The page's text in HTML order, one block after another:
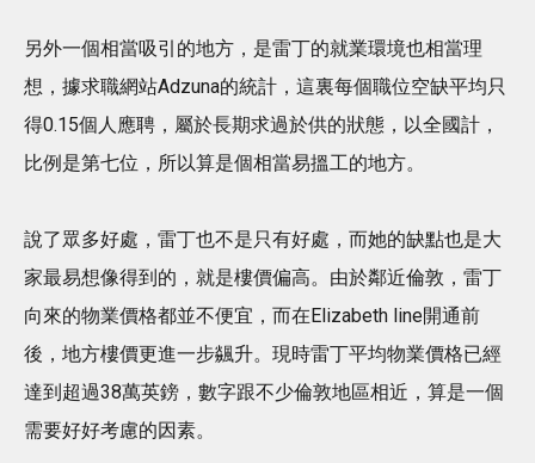
另外一個相當吸引的地方，是雷丁的就業環境也相當理
想，據求職網站Adzuna的統計，這裏每個職位空缺平均只
得0.15個人應聘，屬於長期求過於供的狀態，以全國計，
比例是第七位，所以算是個相當易搵工的地方。
說了眾多好處，雷丁也不是只有好處，而她的缺點也是大
家最易想像得到的，就是樓價偏高。由於鄰近倫敦，雷丁
向來的物業價格都並不便宜，而在Elizabeth line開通前
後，地方樓價更進一步飊升。現時雷丁平均物業價格已經
達到超過38萬英鎊，數字跟不少倫敦地區相近，算是一個
需要好好考慮的因素。